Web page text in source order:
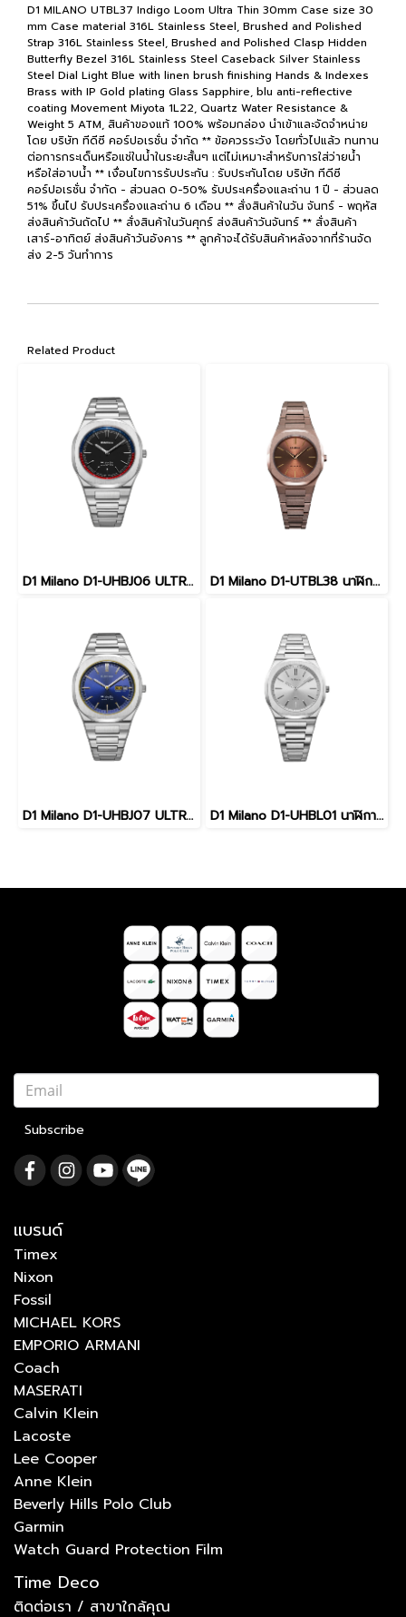
D1 MILANO UTBL37 Indigo Loom Ultra Thin 30mm Case size 30
mm Case material 316L Stainless Steel, Brushed and Polished
Strap 316L Stainless Steel, Brushed and Polished Clasp Hidden
Butterfly Bezel 316L Stainless Steel Caseback Silver Stainless
Steel Dial Light Blue with linen brush finishing Hands & Indexes
Brass with IP Gold plating Glass Sapphire, blu anti-reflective
coating Movement Miyota 1L22, Quartz Water Resistance &
Weight 5 ATM, สินค้าของแท้ 100% พร้อมกล่อง นำเข้าและจัดจำหน่าย
โดย บริษัท ทีดีซี คอร์ปอเรชั่น จำกัด ** ข้อควรระวัง โดยทั่วไปแล้ว ทนทาน
ต่อการกระเด็นหรือแช่ในน้ำในระยะสั้นๆ แต่ไม่เหมาะสำหรับการใส่ว่ายน้ำ
หรือใส่อาบน้ำ ** เงื่อนไขการรับประกัน : รับประกันโดย บริษัท ทีดีซี
คอร์ปอเรชั่น จำกัด - ส่วนลด 0-50% รับประเครื่องและถ่าน 1 ปี - ส่วนลด
51% ขึ้นไป รับประเครื่องและถ่าน 6 เดือน ** สั่งสินค้าในวัน จันทร์ - พฤหัส
ส่งสินค้าวันถัดไป ** สั่งสินค้าในวันศุกร์ ส่งสินค้าวันจันทร์ ** สั่งสินค้า
เสาร์-อาทิตย์ ส่งสินค้าวันอังคาร ** ลูกค้าจะได้รับสินค้าหลังจากที่ร้านจัด
ส่ง 2-5 วันทำการ
Related Product
D1 Milano D1-UHBJ06 ULTRA THIN 1970 Men watch 39mm นาฬิกาผู้ชาย นาฬิกาข้อมือผู้ชาย D1 Milano D1-UTBL38 นาฬิกาข้อมือ นาฬิกา FEMALE 30 mm D1 MILANO UTBL38 Chocolush Ultra Thin
D1 Milano D1-UHBJ07 ULTRA THIN 1970 Men watch 39mm นาฬิกาผู้ชาย นาฬิกาข้อมือผู้ชาย D1 Milano D1-UHBL01 นาฬิกาข้อมือ นาฬิกา FEMALE 34 mm D1 MILANO UHBL01 Silver Mellow Ultra Thin 34 mm
Subscribe
แบรนด์
Timex
Nixon
Fossil
MICHAEL KORS
EMPORIO ARMANI
Coach
MASERATI
Calvin Klein
Lacoste
Lee Cooper
Anne Klein
Beverly Hills Polo Club
Garmin
Watch Guard Protection Film
Time Deco
ติดต่อเรา / สาขาใกล้คุณ